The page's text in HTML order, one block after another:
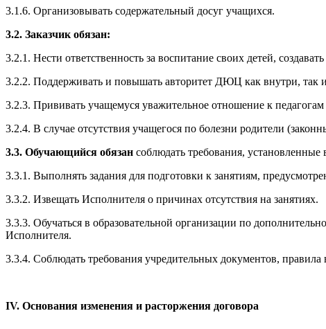
3.1.6. Организовывать содержательный досуг учащихся.
3.2. Заказчик обязан:
3.2.1. Нести ответственность за воспитание своих детей,
3.2.2. Поддерживать и повышать авторитет ДЮЦ как внутри, так
3.2.3. Прививать учащемуся уважительное отношение к
3.2.4. В случае отсутствия учащегося по болезни родители
3.3. Обучающийся обязан соблюдать требования,
3.3.1. Выполнять задания для подготовки к занятиям,
3.3.2. Извещать Исполнителя о причинах отсутствия на занятиях.
3.3.3. Обучаться в образовательной организации по
Исполнителя.
3.3.4. Соблюдать требования учредительных документов,
IV. Основания изменения и расторжения договора